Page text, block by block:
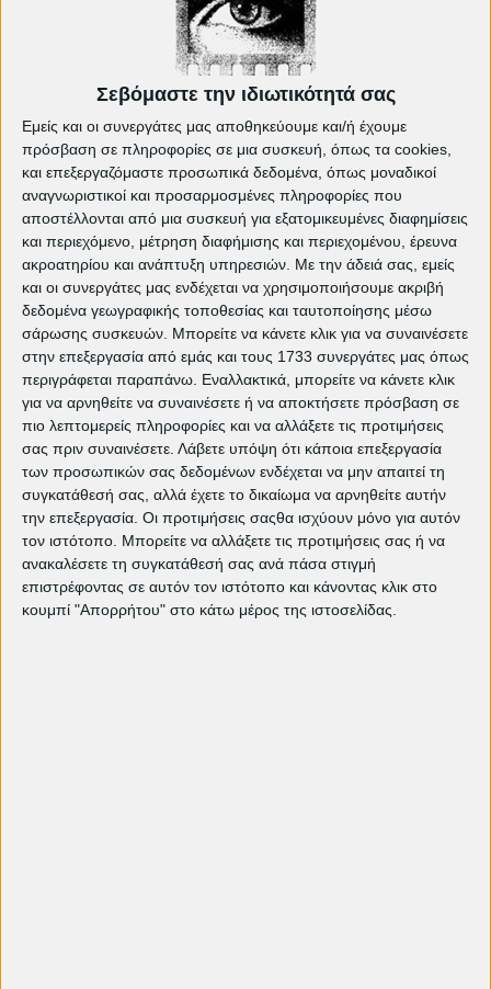
Σεβόμαστε την ιδιωτικότητά σας
Εμείς και οι συνεργάτες μας αποθηκεύουμε και/ή έχουμε
πρόσβαση σε πληροφορίες σε μια συσκευή, όπως τα cookies,
και επεξεργαζόμαστε προσωπικά δεδομένα, όπως μοναδικοί
αναγνωριστικοί και προσαρμοσμένες πληροφορίες που
αποστέλλονται από μια συσκευή για εξατομικευμένες διαφημίσεις
και περιεχόμενο, μέτρηση διαφήμισης και περιεχομένου, έρευνα
ακροατηρίου και ανάπτυξη υπηρεσιών. Με την άδειά σας, εμείς
και οι συνεργάτες μας ενδέχεται να χρησιμοποιήσουμε ακριβή
δεδομένα γεωγραφικής τοποθεσίας και ταυτοποίησης μέσω
σάρωσης συσκευών. Μπορείτε να κάνετε κλικ για να συναινέσετε
στην επεξεργασία από εμάς και τους 1733 συνεργάτες μας όπως
περιγράφεται παραπάνω. Εναλλακτικά, μπορείτε να κάνετε κλικ
για να αρνηθείτε να συναινέσετε ή να αποκτήσετε πρόσβαση σε
πιο λεπτομερείς πληροφορίες και να αλλάξετε τις προτιμήσεις
σας πριν συναινέσετε. Λάβετε υπόψη ότι κάποια επεξεργασία
των προσωπικών σας δεδομένων ενδέχεται να μην απαιτεί τη
συγκατάθεσή σας, αλλά έχετε το δικαίωμα να αρνηθείτε αυτήν
την επεξεργασία. Οι προτιμήσεις σαςθα ισχύουν μόνο για αυτόν
τον ιστότοπο. Μπορείτε να αλλάξετε τις προτιμήσεις σας ή να
ανακαλέσετε τη συγκατάθεσή σας ανά πάσα στιγμή
επιστρέφοντας σε αυτόν τον ιστότοπο και κάνοντας κλικ στο
κουμπί "Απορρήτου" στο κάτω μέρος της ιστοσελίδας.
λυτρωτική του ταινία, ένα (σχεδόν) αριστούργημα
με αφορμή του Χόλιγουντ..."-Lifo.gr
Δευτέρα 29/6 έως Πέμπτη 2/7/2020
Ώρα προβολής 21:00
Γενική Είσοδος 5€
Facebook event >>
Δημοτικός Θερινός ΚινηματογράφοςCine
Πετρούπολις
25ης Μαρτίου 168, Πετρούπολη